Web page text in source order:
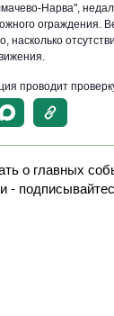
Нарва",
ограждения.
насколько
проводит
о главных
-